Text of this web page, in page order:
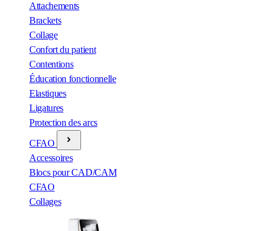
Attachements
Brackets
Collage
Confort du patient
Contentions
Éducation fonctionnelle
Elastiques
Ligatures
Protection des arcs
CFAO
Accessoires
Blocs pour CAD/CAM
CFAO
Collages